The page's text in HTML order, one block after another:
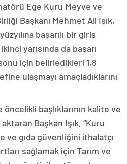
Ege Kuru Meyve ve
Başkanı Mehmet Ali Işık,
başarılı bir giriş
yarısında da başarı
için belirledikleri 1,8
ulaşmayı amaçladıklarını
başlıklarının kalite ve
Başkan Işık, “Kuru
gıda güvenliğini ithalatçı
sağlamak için Tarım ve